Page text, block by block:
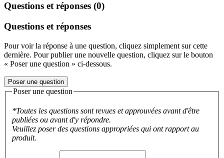
Questions et réponses (0)
Questions et réponses
Pour voir la réponse à une question, cliquez simplement sur cette
dernière. Pour publier une nouvelle question, cliquez sur le bouton
« Poser une question » ci-dessous.
Poser une question
Poser une question
*Toutes les questions sont revues et approuvées avant d'être
publiées ou avant d'y répondre.
Veuillez poser des questions appropriées qui ont rapport au
produit.